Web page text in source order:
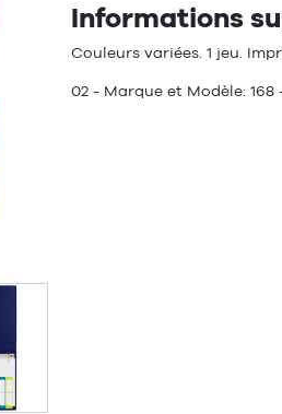
Informations
Couleurs variées. 1 jeu.
02 - Marque et Modèle: 168